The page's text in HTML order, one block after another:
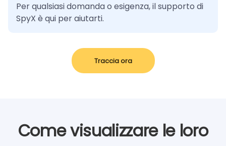
Per qualsiasi domanda o esigenza, il supporto di
SpyX è qui per aiutarti.
Traccia ora
Come visualizzare le loro